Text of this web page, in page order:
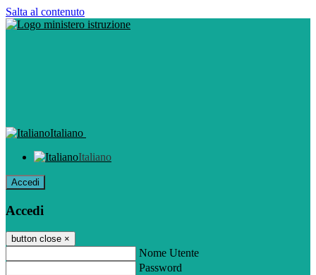
Salta al contenuto
Italiano
Italiano
Accedi
Accedi
button close ×
Nome Utente
Password